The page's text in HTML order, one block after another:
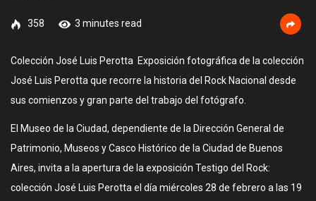
358 3 minutes read
Colección José Luis Perotta Exposición fotográfica de la colección
José Luis Perotta que recorre la historia del Rock Nacional desde
sus comienzos y gran parte del trabajo del fotógrafo.
El Museo de la Ciudad, dependiente de la Dirección General de
Patrimonio, Museos y Casco Histórico de la Ciudad de Buenos
Aires, invita a la apertura de la exposición Testigo del Rock:
colección José Luis Perotta el día miércoles 28 de febrero a las 19